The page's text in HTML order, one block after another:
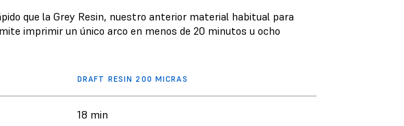
que la Grey Resin, nuestro anterior material habitual para
imprimir un único arco en menos de 20 minutos u ocho
DRAFT RESIN 200 MICRAS
18 min